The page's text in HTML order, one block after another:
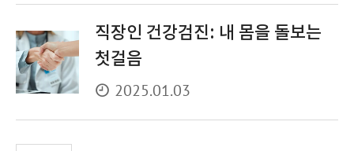
직장인 건강검진: 내 몸을 돌보는
첫걸음
2025.01.03